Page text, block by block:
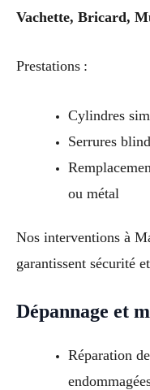
Vachette, Bricard,
Prestations :
Cylindres
Serrures
ou métal
Nos interventions à
garantissent sécurité
Dépannage et
Réparation